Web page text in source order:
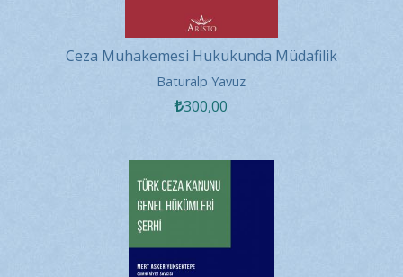
Ceza Muhakemesi Hukukunda Müdafilik
Baturalp Yavuz
300,00